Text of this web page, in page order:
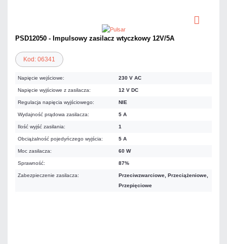
PSD12050 - Impulsowy zasilacz wtyczkowy 12V/5A
Kod: 06341
Napięcie wejściowe: 230 V AC
Napięcie wyjściowe z zasilacza: 12 V DC
Regulacja napięcia wyjściowego: NIE
Wydajność prądowa zasilacza: 5 A
Ilość wyjść zasilania: 1
Obciążalność pojedyńczego wyjścia: 5 A
Moc zasilacza: 60 W
Sprawność: 87%
Zabezpieczenie zasilacza:
Przeciwzwarciowe, Przeciążeniowe,
Przepięciowe